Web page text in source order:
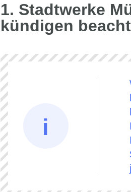
Stadtwerke
kündigen